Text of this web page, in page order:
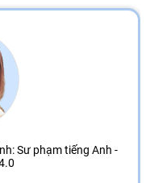
Sư phạm tiếng Anh -